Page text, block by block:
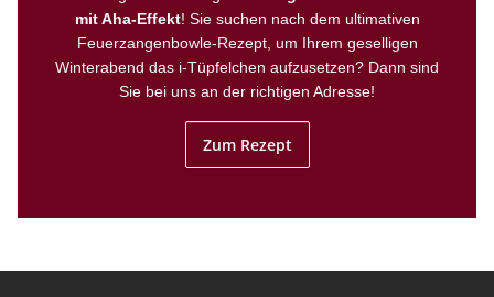
mit Aha-Effekt! Sie suchen nach dem ultimativen
Feuerzangenbowle-Rezept, um Ihrem geselligen
Winterabend das i-Tüpfelchen aufzusetzen? Dann sind
Sie bei uns an der richtigen Adresse!
Zum Rezept